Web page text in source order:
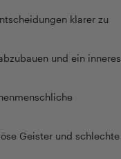
klarer zu
und ein inneres
Geister und schlechte